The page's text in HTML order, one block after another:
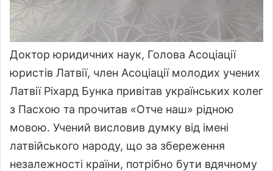
Доктор юридичних наук, Голова Асоціації
юристів Латвії, член Асоціації молодих учених
Латвії Ріхард Бунка привітав українських колег
з Пасхою та прочитав «Отче наш» рідною
мовою. Учений висловив думку від імені
латвійського народу, що за збереження
незалежності країни, потрібно бути вдячному